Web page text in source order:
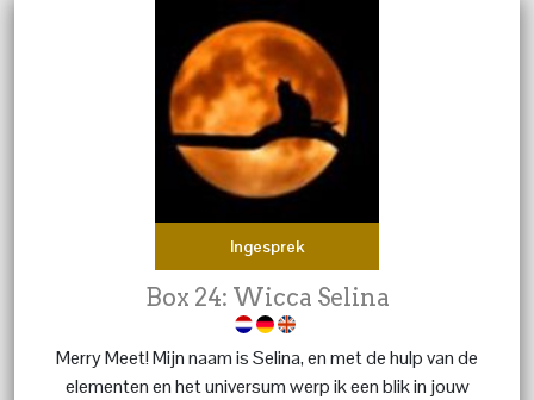
Ingesprek
Box 24: Wicca Selina
Merry Meet! Mijn naam is Selina, en met de hulp van de
elementen en het universum werp ik een blik in jouw